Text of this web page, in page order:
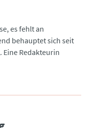
es fehlt an
behauptet sich seit
Redakteurin